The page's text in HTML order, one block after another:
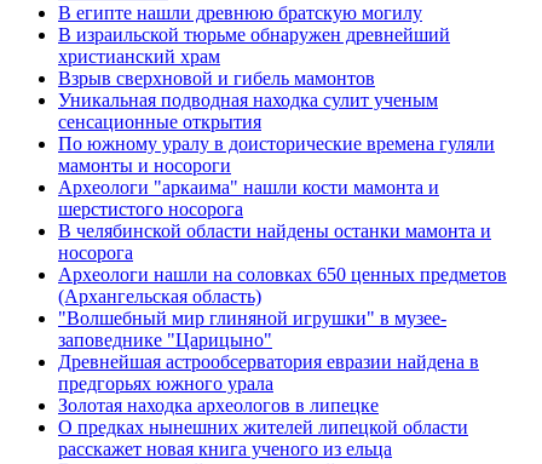
В египте нашли древнюю братскую могилу
В израильской тюрьме обнаружен древнейший
христианский храм
Взрыв сверхновой и гибель мамонтов
Уникальная подводная находка сулит ученым
сенсационные открытия
По южному уралу в доисторические времена гуляли
мамонты и носороги
Археологи "аркаима" нашли кости мамонта и
шерстистого носорога
В челябинской области найдены останки мамонта и
носорога
Археологи нашли на соловках 650 ценных предметов
(Архангельская область)
"Волшебный мир глиняной игрушки" в музее-
заповеднике "Царицыно"
Древнейшая астрообсерватория евразии найдена в
предгорьях южного урала
Золотая находка археологов в липецке
О предках нынешних жителей липецкой области
расскажет новая книга ученого из ельца